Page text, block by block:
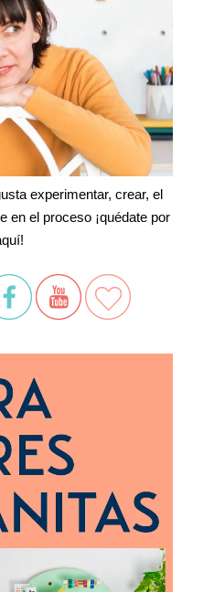
experimentar, crear, el
en el proceso ¡quédate por